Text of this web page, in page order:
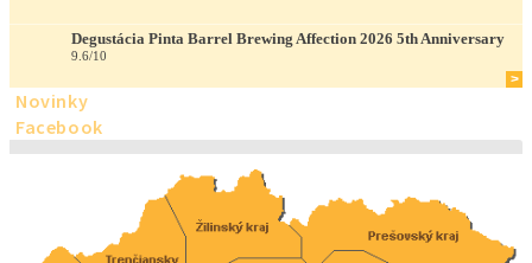
>
Degustácia Pinta Barrel Brewing Affection 2026 5th Anniversary
9.6/10
Novinky
Facebook